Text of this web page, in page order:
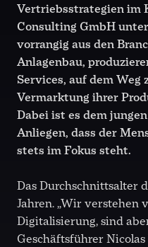
Vertriebsstrategien im
Consulting GmbH
vorrangig aus den
Anlagenbau,
Services, auf dem
Vermarktung ihrer
Dabei ist es dem
Anliegen, dass der
stets im Fokus steht.
Das Durchschnittsalter
Jahren. „Wir verstehen
Digitalisierung, sind
Geschäftsführer